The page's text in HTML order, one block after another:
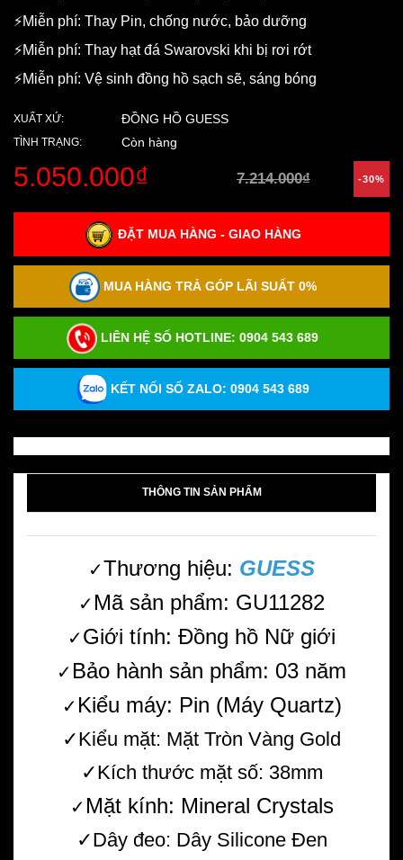
⚡️Miễn phí: Thay Pin, chống nước, bảo dưỡng
⚡️Miễn phí: Thay hạt đá Swarovski khi bị rơi rớt
⚡️Miễn phí: Vệ sinh đồng hồ sạch sẽ, sáng bóng
XUẤT XỨ: ĐỒNG HỒ GUESS
TÌNH TRẠNG: Còn hàng
5.050.000₫ 7.214.000₫ -30%
ĐẶT MUA HÀNG - GIAO HÀNG
MUA HÀNG TRẢ GÓP LÃI SUẤT 0%
LIÊN HỆ SỐ HOTLINE: 0904 543 689
KẾT NỐI SỐ ZALO: 0904 543 689
THÔNG TIN SẢN PHẨM
✓Thương hiệu: GUESS
✓ Mã sản phẩm: GU11282
✓Giới tính: Đồng hồ Nữ giới
✓ Bảo hành sản phẩm: 03 năm
✓ Kiểu máy: Pin (Máy Quartz)
✓Kiểu mặt: Mặt Tròn Vàng Gold
✓Kích thước mặt số: 38mm
✓ Mặt kính: Mineral Crystals
✓Dây đeo: Dây Silicone Đen